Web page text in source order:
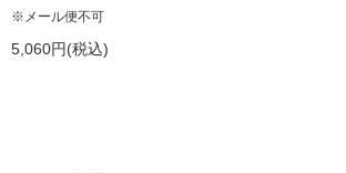
※メール便不可
5,060円(税込)